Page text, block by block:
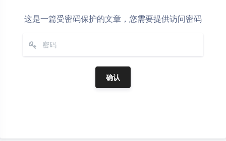
这是一篇受密码保护的文章，您需要提供访问密码